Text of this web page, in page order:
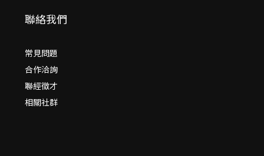
聯絡我們
常見問題
合作洽詢
聯經徵才
相關社群